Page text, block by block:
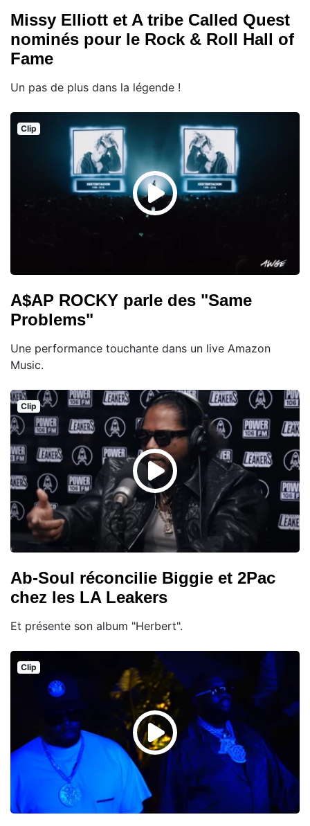
Missy Elliott et A tribe Called Quest
nominés pour le Rock & Roll Hall of
Fame
Un pas de plus dans la légende !
Clip
A$AP ROCKY parle des "Same
Problems"
Une performance touchante dans un live Amazon
Music.
Clip
Ab-Soul réconcilie Biggie et 2Pac
chez les LA Leakers
Et présente son album "Herbert".
Clip